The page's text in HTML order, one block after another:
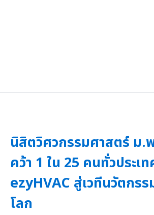
นิสิตวิศวกรรมศาสตร์ ม.พ
คว้า 1 ใน 25 คนทั่วประเ
ezyHVAC สู่เวทีนวัตกรร
โลก